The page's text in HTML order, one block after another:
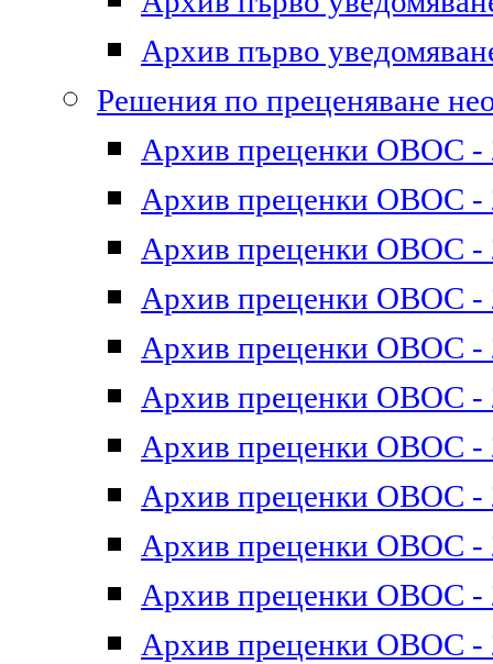
Архив първо
Решения по преценяване
Архив преценки ОВОС -
Архив преценки ОВОС -
Архив преценки ОВОС -
Архив преценки ОВОС -
Архив преценки ОВОС -
Архив преценки ОВОС -
Архив преценки ОВОС -
Архив преценки ОВОС -
Архив преценки ОВОС -
Архив преценки ОВОС -
Архив преценки ОВОС -